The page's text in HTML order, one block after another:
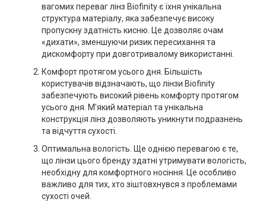
вагомих переваг лінз Biofinity є їхня унікальна
структура матеріалу, яка забезпечує високу
пропускну здатність кисню. Це дозволяє очам
«дихати», зменшуючи ризик пересихання та
дискомфорту при довготривалому використанні.
Комфорт протягом усього дня. Більшість
користувачів відзначають, що лінзи Biofinity
забезпечують високий рівень комфорту протягом
усього дня. М'який матеріал та унікальна
конструкція лінз дозволяють уникнути подразнень
та відчуття сухості.
Оптимальна вологість. Ще однією перевагою є те,
що лінзи цього бренду здатні утримувати вологість,
необхідну для комфортного носіння. Це особливо
важливо для тих, хто зіштовхнувся з проблемами
сухості очей.